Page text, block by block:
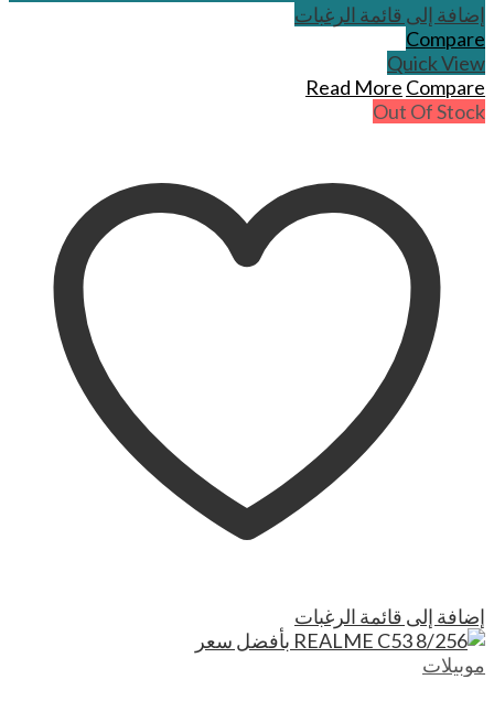
إضافة إلى قائمة الرغبات
Compare
Quick View
Read More Compare
Out Of Stock
إضافة إلى قائمة الرغبات
موبيلات